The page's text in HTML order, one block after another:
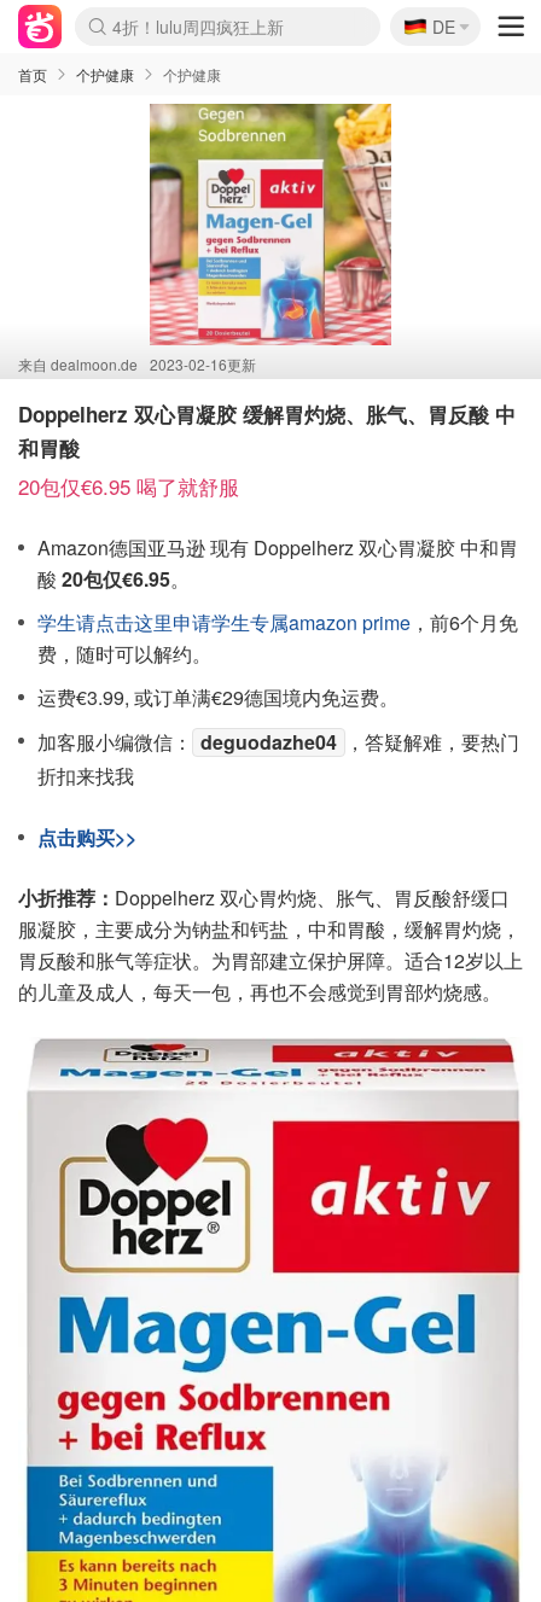
Boticinal 夏促开抢！
4折！lulu周四疯狂上新
还没结束！&OtherStories大促
Joybuy变相75折 随时失效
速领！Stanley独家85折
疑似霸哥！Camper额外叠85折
Zalando 奥莱闪促！每日更新
Moncler反季囤！5折起+叠9折
Coach Brooklyn仅€192
🇩🇪
DE
首页 个护健康 个护健康
来自 dealmoon.de 2023-02-16更新
Doppelherz 双心胃凝胶 缓解胃灼烧、胀气、胃反酸 中
和胃酸
20包仅€6.95 喝了就舒服
Amazon德国亚马逊 现有 Doppelherz 双心胃凝胶 中和胃
酸 20包仅€6.95。
学生请点击这里申请学生专属amazon prime ，前6个月免
费，随时可以解约。
运费€3.99, 或订单满€29德国境内免运费。
加客服小编微信：
deguodazhe04
，答疑解难，要热门
折扣来找我
点击购买>>
小折推荐： Doppelherz 双心胃灼烧、胀气、胃反酸舒缓口
服凝胶，主要成分为钠盐和钙盐，中和胃酸，缓解胃灼烧，
胃反酸和胀气等症状。为胃部建立保护屏障。适合12岁以上
的儿童及成人，每天一包，再也不会感觉到胃部灼烧感。